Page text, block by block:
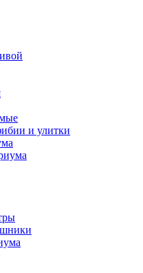
и улитки